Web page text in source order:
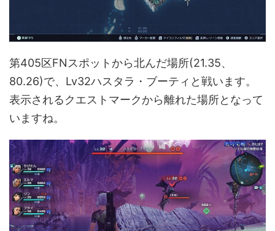
第405区FNスポットから北んだ場所(21.35、
80.26)で、Lv32ハスタラ・ブーティと戦います。
表示されるクエストマークから離れた場所となって
いますね。